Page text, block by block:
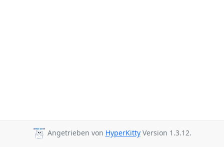
Angetrieben von HyperKittyVersion 1.3.12.